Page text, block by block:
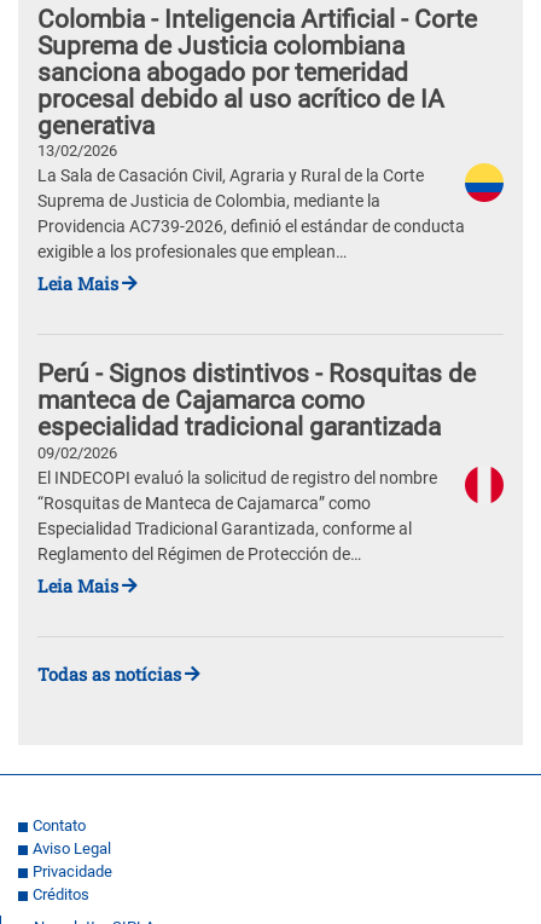
Colombia - Inteligencia Artificial - Corte
Suprema de Justicia colombiana
sanciona abogado por temeridad
procesal debido al uso acrítico de IA
generativa
13/02/2026
La Sala de Casación Civil, Agraria y Rural de la Corte
Suprema de Justicia de Colombia, mediante la
Providencia AC739-2026, definió el estándar de conducta
exigible a los profesionales que emplean…
Leia Mais
Perú - Signos distintivos - Rosquitas de
manteca de Cajamarca como
especialidad tradicional garantizada
09/02/2026
El INDECOPI evaluó la solicitud de registro del nombre
“Rosquitas de Manteca de Cajamarca” como
Especialidad Tradicional Garantizada, conforme al
Reglamento del Régimen de Protección de…
Leia Mais
Todas as notícias
Contato
Aviso Legal
Privacidade
Créditos